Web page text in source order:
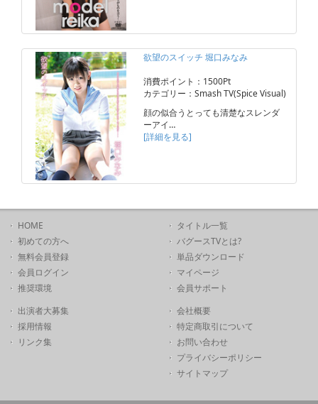
欲望のスイッチ 堀口みなみ
消費ポイント：1500Pt
カテゴリー：Smash TV(Spice Visual)
顔の似合うとっても清楚なスレンダ
ーアイ…
[詳細を見る]
HOME
初めての方へ
無料会員登録
会員ログイン
推奨環境
タイトル一覧
バグースTVとは?
単品ダウンロード
マイページ
会員サポート
出演者大募集
採用情報
リンク集
会社概要
特定商取引について
お問い合わせ
プライバシーポリシー
サイトマップ